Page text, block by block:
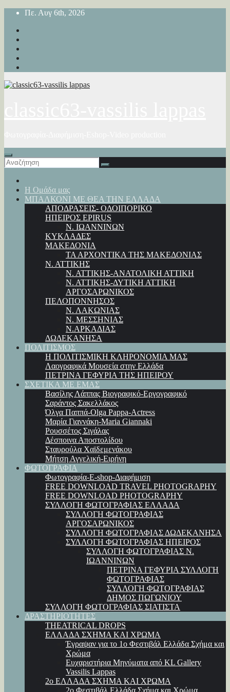
Μετάβαση
περιεχόμενο
Πε. Αυγ 6th, 2026
Η Ομάδα μας
ΜΠΑΛΚΟΝΙ ΜΕ ΘΕΑ ΤΗΝ ΕΛΛΑΔΑ
ΑΠΟΔΡΑΣΕΙΣ- ΟΔΟΙΠΟΡΙΚΟ
ΗΠΕΙΡΟΣ EPIRUS
Ν. ΙΩΑΝΝΙΝΩΝ
ΚΥΚΛΑΔΕΣ
ΜΑΚΕΔΟΝΙΑ
ΤΑ ΑΡΧΟΝΤΙΚΑ ΤΗΣ ΜΑΚΕΔΟΝΙΑΣ
Ν. ΑΤΤΙΚΗΣ
Ν. ΑΤΤΙΚΗΣ-ΑΝΑΤΟΛΙΚΗ ΑΤΤΙΚΗ
Ν. ΑΤΤΙΚΗΣ-ΔΥΤΙΚΗ ΑΤΤΙΚΗ
ΑΡΓΟΣΑΡΩΝΙΚΟΣ
ΠΕΛΟΠΟΝΝΗΣΟΣ
Ν. ΛΑΚΩΝΙΑΣ
Ν. ΜΕΣΣΗΝΙΑΣ
Ν.ΑΡΚΑΔΙΑΣ
ΔΩΔΕΚΑΝΗΣΑ
ΠΟΛΙΤΙΣΜΟΣ
Η ΠΟΛΙΤΙΣΜΙΚΗ ΚΛΗΡΟΝΟΜΙΑ ΜΑΣ
Λαογραφικά Μουσεία στην Ελλάδα
ΠΕΤΡΙΝΑ ΓΕΦΥΡΙΑ ΤΗΣ ΗΠΕΙΡΟΥ
ΣΧΕΤΙΚΑ ΜΕ ΕΜΑΣ
Βασίλης Λάππας Βιογραφικό-Εργογραφικό
Σαράντος Σακελλάκος
Όλγα Παππά-Olga Pappa-Αctress
Μαρία Γιαννάκη-Maria Giannaki
Ρουσσέτος Σιγάλας
Δέσποινα Αποστολίδου
Σταυρούλα Χαϊδεμενάκου
Μήτση Αγγελική-Ειρήνη
ΦΩΤΟΓΡΑΦΙΑ
Φωτογραφία-E-shop-Διαφήμιση
FREE DOWNLOAD TRAVEL PHOTOGRAPHY
FREE DOWNLOAD PHOTOGRAPHY
ΣΥΛΛΟΓΗ ΦΩΤΟΓΡΑΦΙΑΣ ΕΛΛΑΔΑ
ΣΥΛΛΟΓΗ ΦΩΤΟΓΡΑΦΙΑΣ
ΑΡΓΟΣΑΡΩΝΙΚΟΣ
ΣΥΛΛΟΓΗ ΦΩΤΟΓΡΑΦΙΑΣ ΔΩΔΕΚΑΝΗΣΑ
ΣΥΛΛΟΓΗ ΦΩΤΟΓΡΑΦΙΑΣ ΗΠΕΙΡΟΣ
ΣΥΛΛΟΓΗ ΦΩΤΟΓΡΑΦΙΑΣ Ν.
ΙΩΑΝΝΙΝΩΝ
ΠΕΤΡΙΝΑ ΓΕΦΥΡΙΑ ΣΥΛΛΟΓΗ
ΦΩΤΟΓΡΑΦΙΑΣ
ΣΥΛΛΟΓΗ ΦΩΤΟΓΡΑΦΙΑΣ
ΔΗΜΟΣ ΠΩΓΩΝΙΟΥ
ΣΥΛΛΟΓΗ ΦΩΤΟΓΡΑΦΙΑΣ ΣΙΑΤΙΣΤΑ
ΔΡΑΣΤΗΡΙΟΤΗΤΕΣ
THEATRICAL DROPS
ΕΛΛΑΔΑ ΣΧΗΜΑ ΚΑΙ ΧΡΩΜΑ
Έγραψαν για το 1ο Φεστιβάλ Ελλάδα Σχήμα και
Χρώμα
Ευχαριστήρια Μηνύματα από KL Gallery
Vassilis Lappas
2ο ΕΛΛΑΔΑ ΣΧΗΜΑ ΚΑΙ ΧΡΩΜΑ
2ο Φεστιβάλ Ελλάδα Σχήμα και Χρώμα